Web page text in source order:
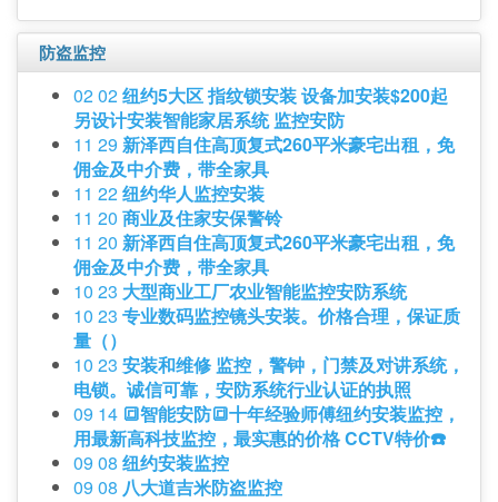
防盗监控
02 02纽约5大区 指纹锁安装 设备加安装$200起
另设计安装智能家居系统 监控安防
11 29 新泽西自住高顶复式260平米豪宅出租，免
佣金及中介费，带全家具
11 22纽约华人监控安装
11 20 商业及住家安保警铃
11 20 新泽西自住高顶复式260平米豪宅出租，免
佣金及中介费，带全家具
10 23 大型商业工厂农业智能监控安防系统
10 23 专业数码监控镜头安装。价格合理，保证质
量（）
10 23 安装和维修 监控，警钟，门禁及对讲系统，
电锁。诚信可靠，安防系统行业认证的执照
09 14 🔳智能安防🔳十年经验师傅纽约安装监控，
用最新高科技监控，最实惠的价格 CCTV特价☎️
09 08 纽约安装监控
09 08 八大道吉米防盗监控